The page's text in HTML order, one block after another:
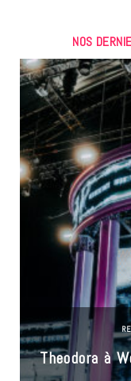
NOS
Theodora à